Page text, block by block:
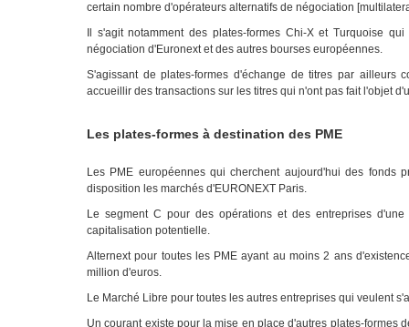
certain nombre d'opérateurs alternatifs de négociation
Il s'agit notamment des plates-formes Chi-X et Turquoise
négociation d'Euronext et des autres bourses européennes.
S'agissant de plates-formes d'échange de titres par ailleurs
accueillir des transactions sur les titres qui n'ont pas fait l'objet
Les plates-formes à destination des PME
Les PME européennes qui cherchent aujourd'hui des fonds
disposition les marchés d'EURONEXT Paris.
Le segment C pour des opérations et des entreprises
capitalisation potentielle.
Alternext pour toutes les PME ayant au moins 2 ans
million d'euros.
Le Marché Libre pour toutes les autres entreprises qui veulent
Un courant existe pour la mise en place d'autres plates-formes